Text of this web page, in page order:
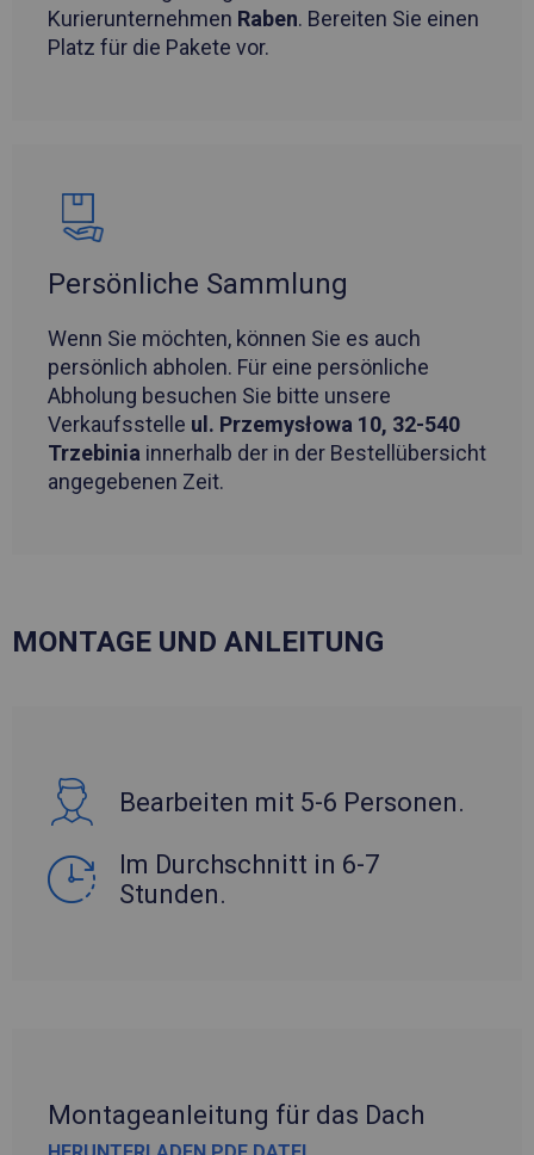
Kurierunternehmen Raben. Bereiten Sie einen
Platz für die Pakete vor.
Persönliche Sammlung
Wenn Sie möchten, können Sie es auch
persönlich abholen. Für eine persönliche
Abholung besuchen Sie bitte unsere
Verkaufsstelle ul. Przemysłowa 10, 32-540
Trzebinia innerhalb der in der Bestellübersicht
angegebenen Zeit.
MONTAGE UND ANLEITUNG
Bearbeiten mit 5-6 Personen.
Im Durchschnitt in 6-7
Stunden.
Montageanleitung für das Dach